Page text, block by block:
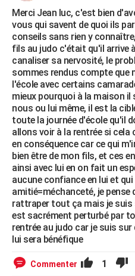
Merci Jean luc, c'est bien
vous qui savent de quoi ils
conseils sans rien y
fils au judo c'était qu'il arrive
canaliser sa nervosité, le
sommes rendus compte que
l'école avec certains
mieux pourquoi à la maison il
nous ou lui même, il est la
toute la journée d'école qu'il
allons voir à la rentrée si
en conséquence car ce qui
bien être de mon fils, et ces
ainsi avec lui en on fait un
aucune confiance en lui et
amitié=méchanceté, je
rattraper tout ça mais je suis
est sacrément perturbé par
rentrée au judo car je suis
lui sera bénéfique
Commenter 1